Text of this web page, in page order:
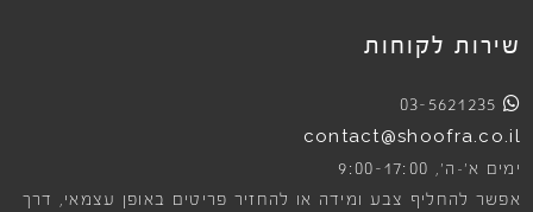
שירות לקוחות
03-5621235
contact@shoofra.co.il
ימים א׳-ה׳, 9:00-17:00
אפשר להחליף צבע ומידה או להחזיר פריטים באופן עצמאי, דרך